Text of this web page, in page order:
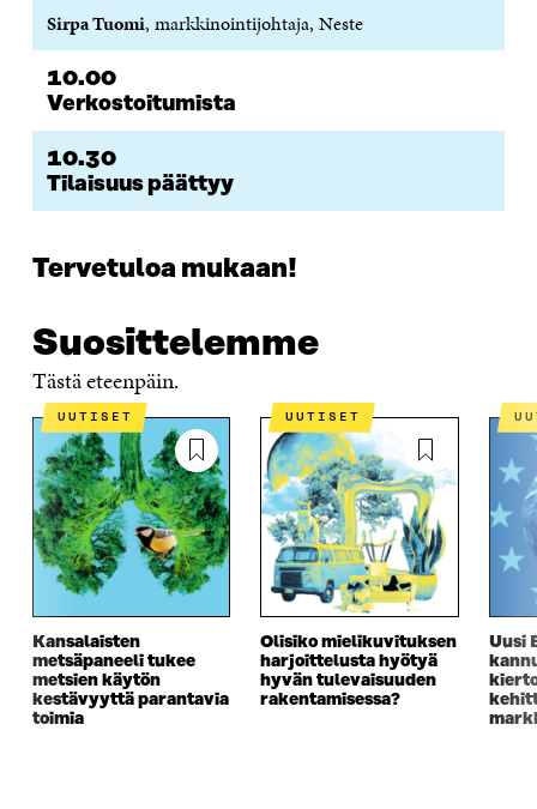
Sirpa Tuomi, markkinointijohtaja, Neste
10.00
Verkostoitumista
10.30
Tilaisuus päättyy
Tervetuloa mukaan!
Suosittelemme
Tästä eteenpäin.
UUTISET
Kansalaisten
metsäpaneeli tukee
metsien käytön
kestävyyttä parantavia
toimia
UUTISET
Olisiko mielikuvituksen
harjoittelusta hyötyä
hyvän tulevaisuuden
rakentamisessa?
Uusi